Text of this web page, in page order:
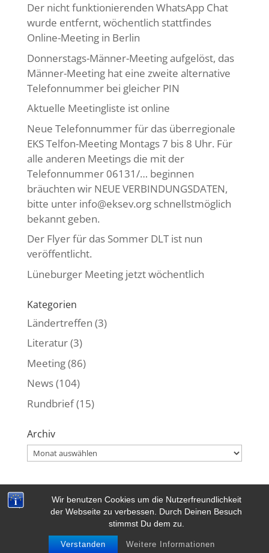
Wir benutzen Cookies um die Nutzerfreundlichkeit
der Webseite zu verbessen. Durch Deinen Besuch
stimmst Du dem zu.
Verstanden Weitere Informationen
Der nicht funktionierenden WhatsApp Chat
wurde entfernt, wöchentlich stattfindes
Online-Meeting in Berlin
Donnerstags-Männer-Meeting aufgelöst, das
Männer-Meeting hat eine zweite alternative
Telefonnummer bei gleicher PIN
Aktuelle Meetingliste ist online
Neue Telefonnummer für das überregionale
EKS Telfon-Meeting Montags 7 bis 8 Uhr. Für
alle anderen Meetings die mit der
Telefonnummer 06131/… beginnen
bräuchten wir NEUE VERBINDUNGSDATEN,
bitte unter info@eksev.org schnellstmöglich
bekannt geben.
Der Flyer für das Sommer DLT ist nun
veröffentlicht.
Lüneburger Meeting jetzt wöchentlich
Kategorien
Ländertreffen (3)
Literatur(3)
Meeting(86)
News(104)
Rundbrief(15)
Archiv
Archiv
Kontakt|Datenschutzerklärung|Impressum
Copyrigth © 2018-2023 by EKS e.V. | All rights
reserved. | Powerd by Dietmar aus Heilbronn